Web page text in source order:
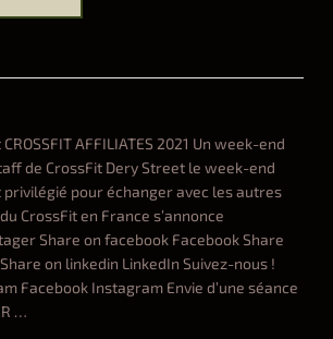
AFFILIATES 2021 Un week-end
de CrossFit Dery Street le week-end
privilégié pour échanger avec les autres
CrossFit en France s’annonce
Share on facebook Facebook Share
on linkedin LinkedIn Suivez-nous !
Facebook Instagram Envie d’une séance
…